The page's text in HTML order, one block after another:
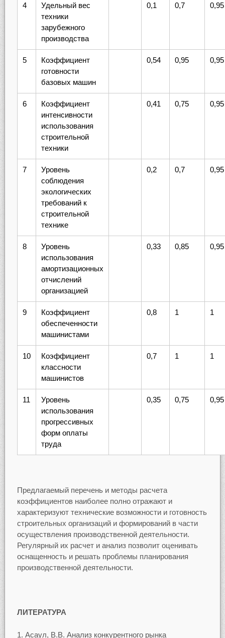
4
Удельный вес
техники
зарубежного
производства
0,1 0,7 0,95
5
Коэффициент
готовности
базовых машин
0,54 0,95 0,95
6
Коэффициент
интенсивности
использования
строительной
техники
0,41 0,75 0,95
7
Уровень
соблюдения
экологических
требований к
строительной
технике
0,2 0,7 0,95
8
Уровень
использования
амортизационных
отчислений
организацией
0,33 0,85 0,95
9
Коэффициент
обеспеченности
машинистами
0,8 1 1
10
Коэффициент
классности
машинистов
0,7 1 1
11
Уровень
использования
прогрессивных
форм оплаты
труда
0,35 0,75 0,95
Предлагаемый перечень и методы расчета
коэффициентов наиболее полно отражают и
характеризуют технические возможности и готовность
строительных организаций и формирований в части
осуществления производственной деятельности.
Регулярный их расчет и анализ позволит оценивать
оснащенность и решать проблемы планирования
производственной деятельности.
ЛИТЕРАТУРА
Асаул, В.В. Анализ конкурентного рынка